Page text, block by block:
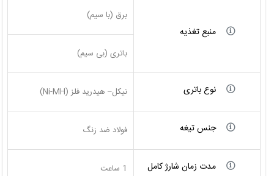
منبع تغذیه
برق (با سیم)
باتری (بی سیم)
نوع باتری نیکل– هیدرید فلز (Ni-MH)
جنس تیغه فولاد ضد زنگ
مدت زمان شارژ کامل 1 ساعت